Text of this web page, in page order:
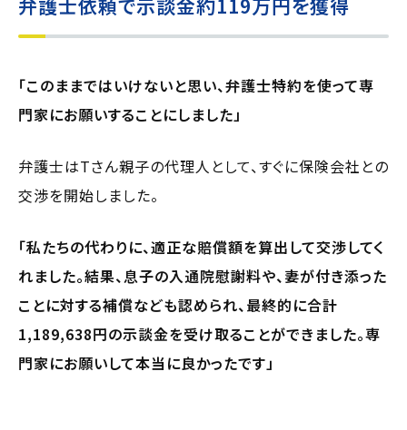
「このままではいけないと思い、弁護士特約を使って専
門家にお願いすることにしました」
弁護士はTさん親子の代理人として、すぐに保険会社との
交渉を開始しました。
「私たちの代わりに、適正な賠償額を算出して交渉してく
れました。結果、息子の入通院慰謝料や、妻が付き添った
ことに対する補償なども認められ、最終的に合計
1,189,638円の示談金を受け取ることができました。専
門家にお願いして本当に良かったです」